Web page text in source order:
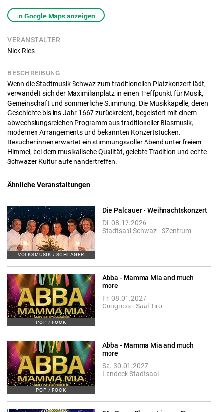
in Google Maps anzeigen
VERANSTALTER
Nick Ries
BESCHREIBUNG
Wenn die Stadtmusik Schwaz zum traditionellen Platzkonzert lädt,
verwandelt sich der Maximilianplatz in einen Treffpunkt für Musik,
Gemeinschaft und sommerliche Stimmung. Die Musikkapelle, deren
Geschichte bis ins Jahr 1667 zurückreicht, begeistert mit einem
abwechslungsreichen Programm aus traditioneller Blasmusik,
modernen Arrangements und bekannten Konzertstücken.
Besucher:innen erwartet ein stimmungsvoller Abend unter freiem
Himmel, bei dem musikalische Qualität, gelebte Tradition und echte
Schwazer Kultur aufeinandertreffen.
Ähnliche Veranstaltungen
VOLKSMUSIK / SCHLAGER
Die Paldauer - Weihnachtskonzert
Di. 08.12.2026
Stadtsaal Schwaz - SZentrum
POP / ROCK
Abba - Mamma Mia and much
more
Fr. 08.01.2027
Congress - Saal Tirol
POP / ROCK
Abba - Mamma Mia and much
more
Sa. 30.01.2027
Landeck Stadtsaal